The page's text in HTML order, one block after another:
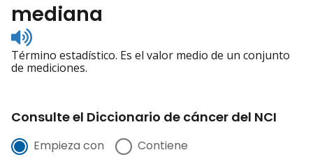
mediana
Listen
to
pronunciation
Término estadístico. Es el valor medio de un conjunto
de mediciones.
Consulte el Diccionario de cáncer del NCI
Empieza con Contiene